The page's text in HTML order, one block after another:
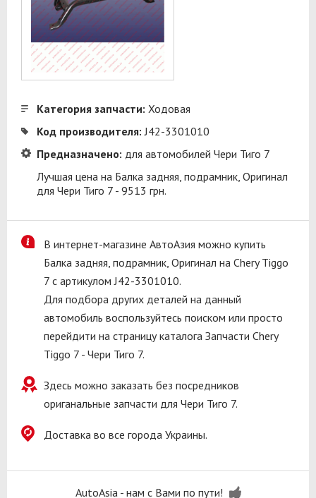
Категория запчасти: Ходовая
Код производителя: J42-3301010
Предназначено: для автомобилей Чери Тиго 7
Лучшая цена на Балка задняя, подрамник, Оригинал
для Чери Тиго 7 - 9513 грн.
В интернет-магазине АвтоАзия можно купить
Балка задняя, подрамник, Оригинал на Chery Tiggo
7 с артикулом J42-3301010.
Для подбора других деталей на данный
автомобиль воспользуйтесь поиском или просто
перейдити на страницу каталога Запчасти Chery
Tiggo 7 - Чери Тиго 7.
Здесь можно заказать без посредников
ориганальные запчасти для Чери Тиго 7.
Доставка во все города Украины.
AutoAsia - нам с Вами по пути!